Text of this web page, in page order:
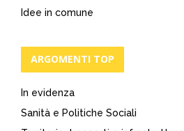
Idee in comune
ARGOMENTI TOP
In evidenza
Sanità e Politiche Sociali